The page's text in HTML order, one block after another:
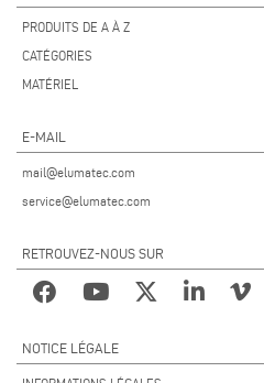
PRODUITS DE A À Z
CATÉGORIES
MATÉRIEL
E-MAIL
mail@elumatec.com
service@elumatec.com
RETROUVEZ-NOUS SUR
NOTICE LÉGALE